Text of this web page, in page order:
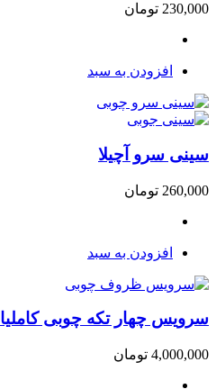
230,000 تومان
افزودن به سبد
سینی سرو آچیلا
260,000 تومان
افزودن به سبد
سرویس چهار تکه چوبی کاملیا
4,000,000 تومان